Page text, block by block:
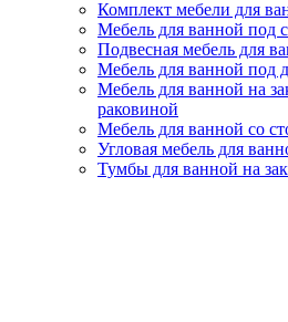
Комплект мебели для
Мебель для ванной под
Подвесная мебель для
Мебель для ванной под
Мебель для ванной на
раковиной
Мебель для ванной со
Угловая мебель для
Тумбы для ванной на